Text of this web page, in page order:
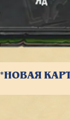
*НОВАЯ